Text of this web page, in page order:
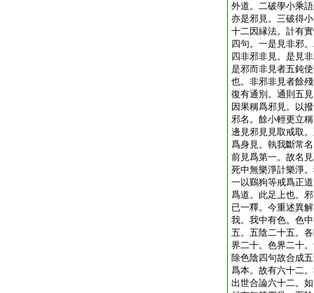
外道。二破學小乘
亦是邪見。三破得
十二因縁法。計有
四句。一是見非邪
四非邪非見。是見
是邪而非見者五鈍
也。非邪非見者餘
復有通別。通則五
因果稱爲邪見。以
邪名。餘小輕更立
邊見邪見見取戒取
爲身見。執我斷常
前見爲第一。故名
死中無樂淨計樂淨
一以鷄狗等戒爲正
爲道。此足上也。
已一釋。今重述異
我。我中有色。色
五。五陰二十五。
界二十。色界二十
除色陰四句故合成
爲本。故有六十二
出世合論六十二。